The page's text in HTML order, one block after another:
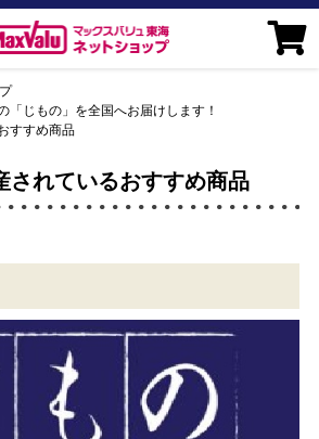
じもの」を全国へお届けします！
すすめ商品
されているおすすめ商品